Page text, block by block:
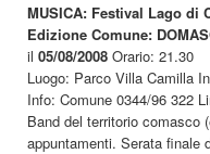
MUSICA: Festival Lago di
Edizione Comune:
il 05/08/2008 Orario: 21.30
Luogo: Parco Villa Camilla
Info: Comune 0344/96 322
Band del territorio comasco
appuntamenti. Serata finale